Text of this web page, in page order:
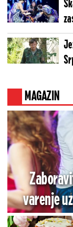
MAGAZIN
varenje